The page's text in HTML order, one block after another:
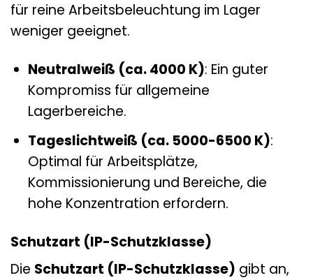
für reine Arbeitsbeleuchtung im Lager
weniger geeignet.
Neutralweiß (ca. 4000 K): Ein guter
Kompromiss für allgemeine
Lagerbereiche.
Tageslichtweiß (ca. 5000-6500 K):
Optimal für Arbeitsplätze,
Kommissionierung und Bereiche, die
hohe Konzentration erfordern.
Schutzart (IP-Schutzklasse)
Die Schutzart (IP-Schutzklasse) gibt an,